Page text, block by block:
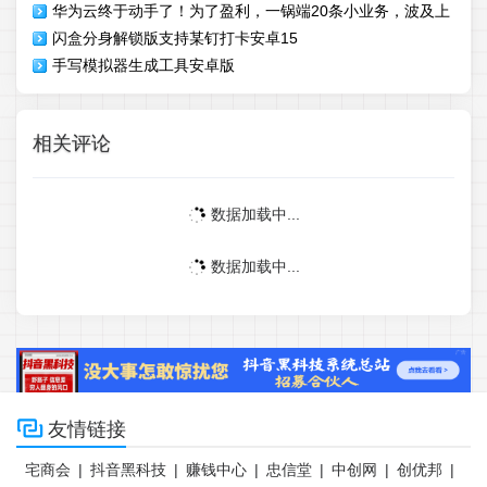
动引流
华为云终于动手了！为了盈利，一锅端20条小业务，波及上
千人
闪盒分身解锁版支持某钉打卡安卓15
手写模拟器生成工具安卓版
相关评论
数据加载中...
数据加载中...
 友情链接
宅商会 | 抖音黑科技 | 赚钱中心 | 忠信堂 | 中创网 | 创优邦 |